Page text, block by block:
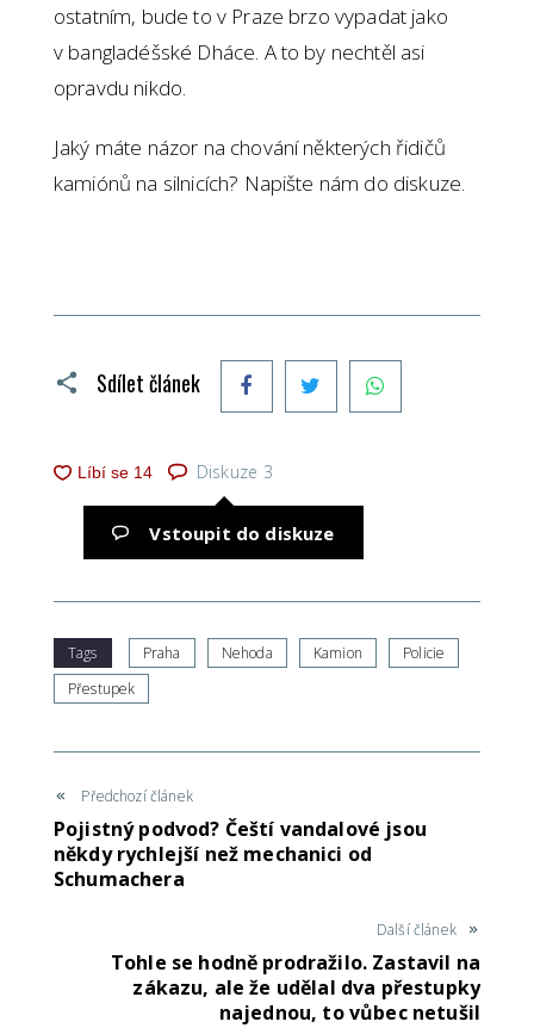
ostatním, bude to v Praze brzo vypadat jako
v bangladéšské Dháce. A to by nechtěl asi
opravdu nikdo.
Jaký máte názor na chování některých řidičů
kamiónů na silnicích? Napište nám do diskuze.
Sdílet článek FacebookTwitter
Diskuze 3
Vstoupit do diskuze
Tags Praha Nehoda Kamion
Policie
Přestupek
Předchozí článek
Pojistný podvod? Čeští vandalové jsou
někdy rychlejší než mechanici od
Schumachera
Další článek
Tohle se hodně prodražilo. Zastavil na
zákazu, ale že udělal dva přestupky
najednou, to vůbec netušil